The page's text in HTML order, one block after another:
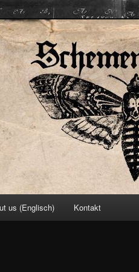
us (Englisch) Kontakt